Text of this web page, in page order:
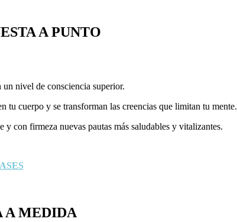
A PUNTO
un nivel de consciencia superior.
tu cuerpo y se transforman las creencias que limitan tu mente.
con firmeza nuevas pautas más saludables y vitalizantes.
A MEDIDA